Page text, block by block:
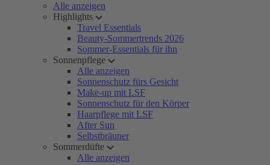
Alle anzeigen
Highlights
Travel Essentials
Beauty-Sommertrends 2026
Sommer-Essentials für ihn
Sonnenpflege
Alle anzeigen
Sonnenschutz fürs Gesicht
Make-up mit LSF
Sonnenschutz für den Körper
Haarpflege mit LSF
After Sun
Selbstbräuner
Sommerdüfte
Alle anzeigen